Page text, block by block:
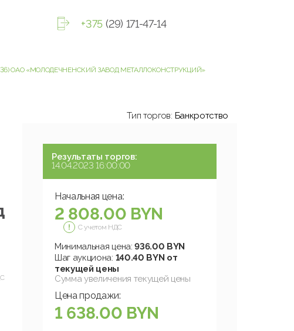
+375 (29) 171-47-14
ОАО «МОЛОДЕЧНЕНСКИЙ ЗАВОД МЕТАЛЛОКОНСТРУКЦИЙ»
Тип торгов: Банкротство
Результаты торгов:
14.04.2023 16:00:00
Начальная цена:
2 808.00 BYN
С учетом НДС
Минимальная цена:936.00 BYN
Шаг аукциона: 140.40 BYN от
текущей цены
Сумма увеличения текущей цены
Цена продажи:
1 638.00 BYN